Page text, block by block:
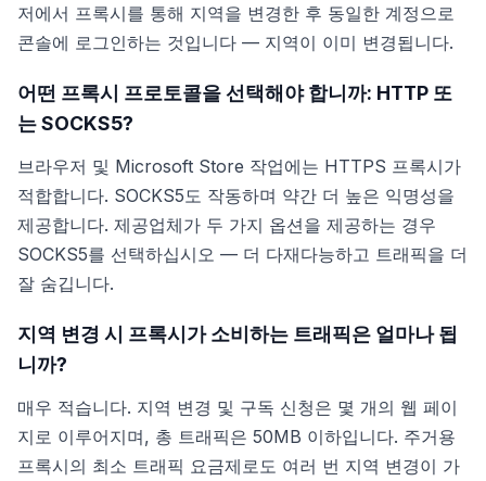
저에서 프록시를 통해 지역을 변경한 후 동일한 계정으로
콘솔에 로그인하는 것입니다 — 지역이 이미 변경됩니다.
어떤 프록시 프로토콜을 선택해야 합니까: HTTP 또
는 SOCKS5?
브라우저 및 Microsoft Store 작업에는 HTTPS 프록시가
적합합니다. SOCKS5도 작동하며 약간 더 높은 익명성을
제공합니다. 제공업체가 두 가지 옵션을 제공하는 경우
SOCKS5를 선택하십시오 — 더 다재다능하고 트래픽을 더
잘 숨깁니다.
지역 변경 시 프록시가 소비하는 트래픽은 얼마나 됩
니까?
매우 적습니다. 지역 변경 및 구독 신청은 몇 개의 웹 페이
지로 이루어지며, 총 트래픽은 50MB 이하입니다. 주거용
프록시의 최소 트래픽 요금제로도 여러 번 지역 변경이 가